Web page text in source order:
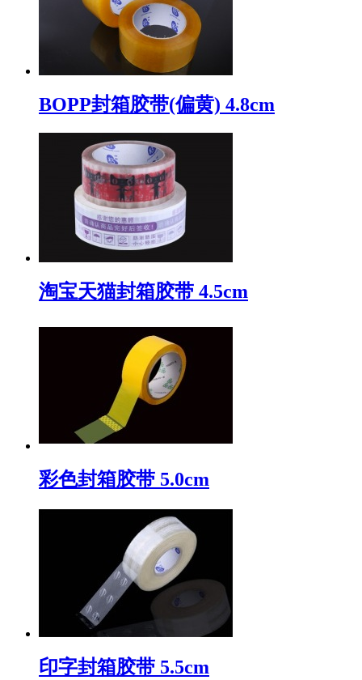
BOPP封箱胶带(偏黄) 4.8cm
淘宝天猫封箱胶带 4.5cm
彩色封箱胶带 5.0cm
印字封箱胶带 5.5cm